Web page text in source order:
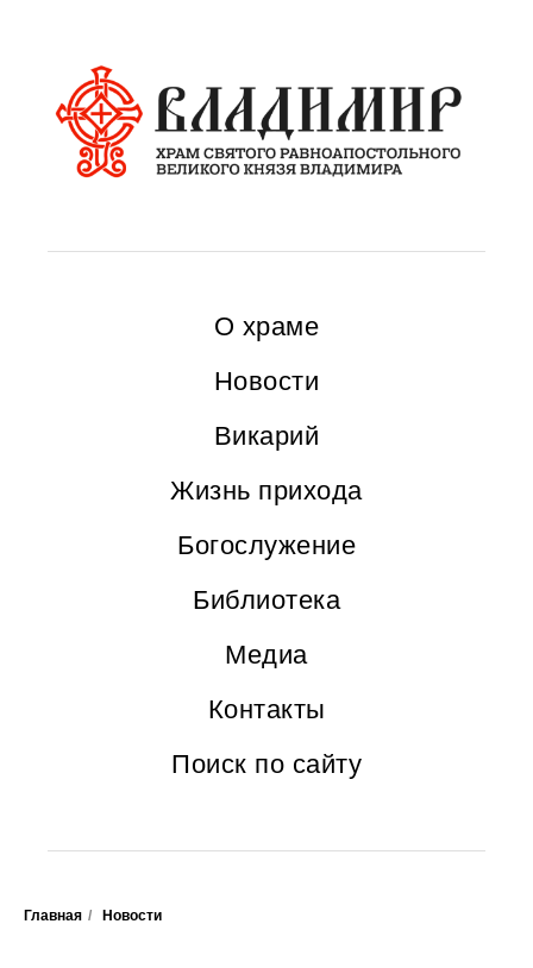
О храме
Новости
Викарий
Жизнь прихода
Богослужение
Библиотека
Медиа
Контакты
Поиск по сайту
Главная / Новости